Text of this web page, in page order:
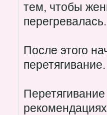
тем, чтобы
перегревалась.
После этого
перетягивание.